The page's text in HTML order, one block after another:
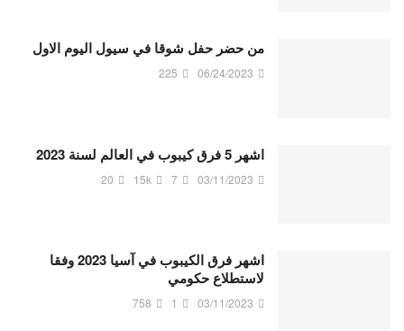
من حضر حفل شوقا في سيول اليوم الاول
06/24/2023
225
اشهر 5 فرق كيبوب في العالم لسنة 2023
03/11/2023
7
15k
20
اشهر فرق الكيبوب في آسيا 2023 وفقا
لاستطلاع حكومي
03/11/2023
1
758